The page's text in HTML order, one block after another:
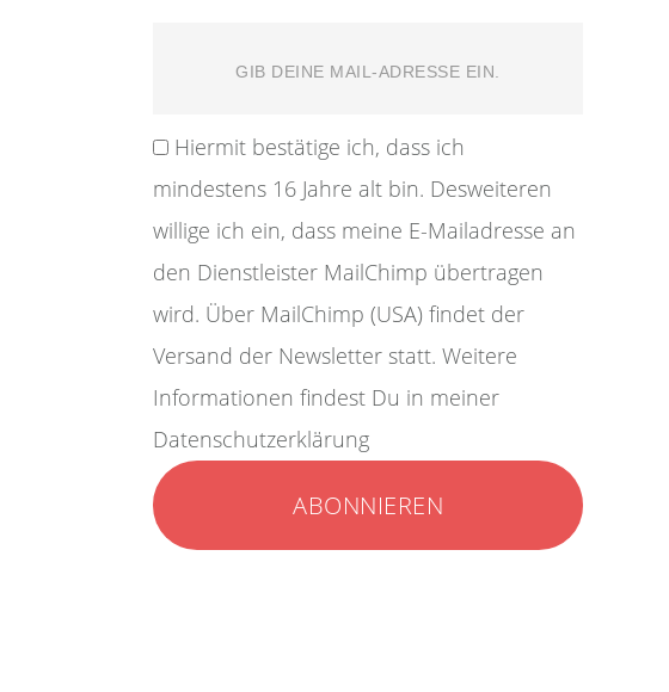
Hiermit bestätige ich, dass ich
mindestens 16 Jahre alt bin. Desweiteren
willige ich ein, dass meine E-Mailadresse an
den Dienstleister MailChimp übertragen
wird. Über MailChimp (USA) findet der
Versand der Newsletter statt. Weitere
Informationen findest Du in meiner
Datenschutzerklärung